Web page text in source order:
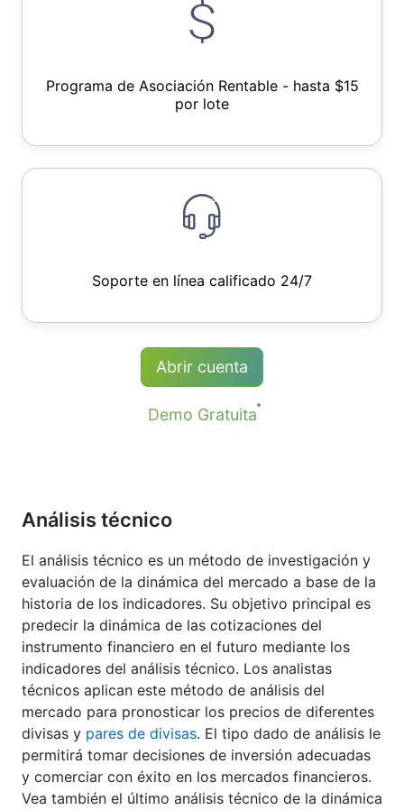
Programa de Asociación Rentable - hasta $15
por lote
Soporte en línea calificado 24/7
Abrir cuenta
Demo Gratuita
Análisis técnico
El análisis técnico es un método de investigación y
evaluación de la dinámica del mercado a base de la
historia de los indicadores. Su objetivo principal es
predecir la dinámica de las cotizaciones del
instrumento financiero en el futuro mediante los
indicadores del análisis técnico. Los analistas
técnicos aplican este método de análisis del
mercado para pronosticar los precios de diferentes
divisas y pares de divisas. El tipo dado de análisis le
permitirá tomar decisiones de inversión adecuadas
y comerciar con éxito en los mercados financieros.
Vea también el último análisis técnico de la dinámica